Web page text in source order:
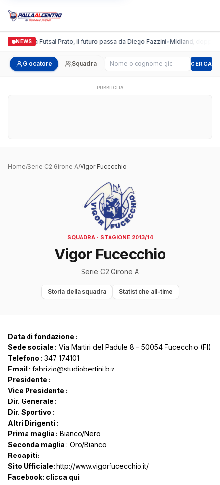
NEWS
Italgronda Futsal Prato, il futuro passa da Diego Fazzini•Midland, doppio
Giocatore Squadra Cerca giocatore CERCA
PUBBLICITÀ
Home/Serie C2 Girone A/Vigor Fucecchio
SQUADRA · STAGIONE 2013/14
Vigor Fucecchio
Serie C2 Girone A
Storia della squadra Statistiche all-time
Data di fondazione :
Sede sociale : Via Martiri del Padule 8 – 50054 Fucecchio (FI)
Telefono : 347 174101
Email : fabrizio@studiobertini.biz
Presidente :
Vice Presidente :
Dir. Generale :
Dir. Sportivo :
Altri Dirigenti :
Prima maglia : Bianco/Nero
Seconda maglia : Oro/Bianco
Recapiti:
Sito Ufficiale: http://www.vigorfucecchio.it/
Facebook: clicca qui